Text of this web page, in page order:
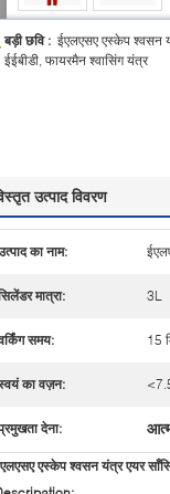
बड़ी छवि : ईएलएसए एस्केप श्वसन
ईईबीडी, फायरमैन श्वासिंग यंत्र
उत्पाद विवरण
का नाम:
मात्रा: 3L
समय: 15
का वज़न:
देना:
एस्केप श्वसन यंत्र एयर